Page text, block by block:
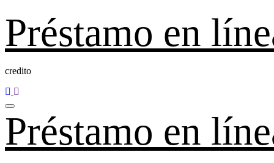
contenido
Préstamo en
credito
Préstamo en